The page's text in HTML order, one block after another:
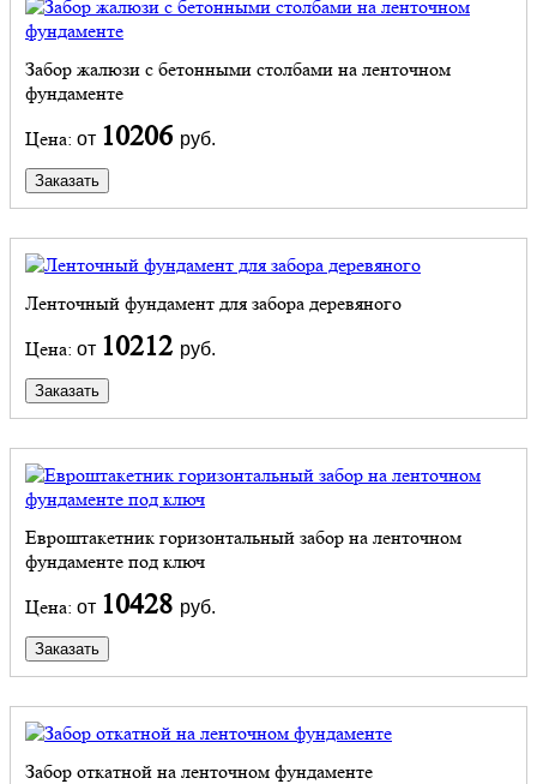
Забор жалюзи с бетонными столбами на ленточном
фундаменте
Цена: от 10206 руб.
Заказать
Ленточный фундамент для забора деревяного
Цена: от 10212 руб.
Заказать
Евроштакетник горизонтальный забор на ленточном
фундаменте под ключ
Цена: от 10428 руб.
Заказать
Забор откатной на ленточном фундаменте